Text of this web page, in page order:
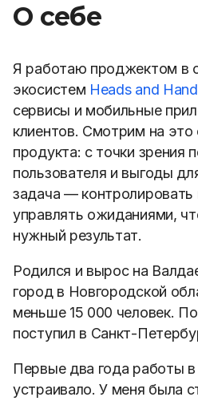
О себе
Я работаю проджектом в
экосистем Heads and
сервисы и мобильные
клиентов. Смотрим на это
продукта: с точки зрения
пользователя и выгоды
задача — контролировать
управлять ожиданиями,
нужный результат.
Родился и вырос на
город в Новгородской
меньше 15 000 человек.
поступил в Санкт-
Первые два года работы в
устраивало. У меня была